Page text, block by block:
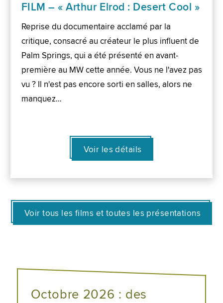
FILM – « Arthur Elrod : Desert Cool »
Reprise du documentaire acclamé par la
critique, consacré au créateur le plus influent de
Palm Springs, qui a été présenté en avant-
première au MW cette année. Vous ne l'avez pas
vu ? Il n'est pas encore sorti en salles, alors ne
manquez…
Voir les détails
Voir tous les films et toutes les présentations
Octobre 2026 : des